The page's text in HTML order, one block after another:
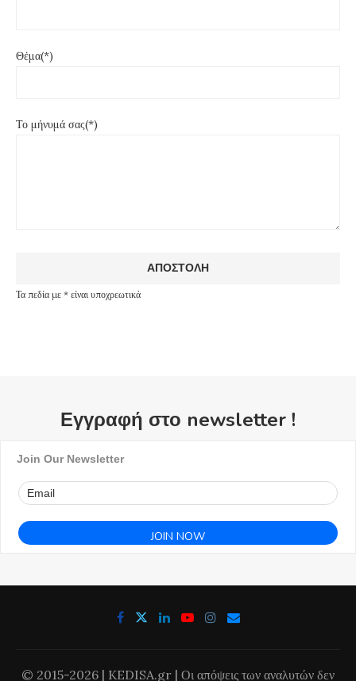
Θέμα(*)
Το μήνυμά σας(*)
Τα πεδία με * είναι υποχρεωτικά
Εγγραφή στο newsletter !
Join Our Newsletter
© 2015-2026 | KEDISA.gr | Οι απόψεις των αναλυτών δεν